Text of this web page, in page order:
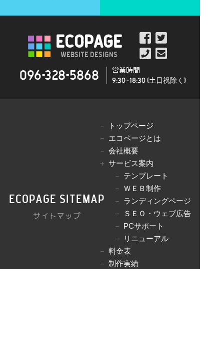
ECOPAGE
Website Designs
096-328-5868 営業時間
9:30~18:30 (土日祝除く)
ecopage sitemap
サイトマップ
トップページ
エコページとは
会社概要
サービス案内
テンプレート
ＷＥＢ制作
ランディングページ
ＳＥＯ・ウェブ広告
PCサポート
リニューアル
料金表
制作実績